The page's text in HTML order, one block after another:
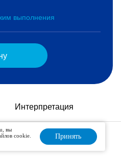
Интерпретация
выполнения
вы
cookie.
Принять